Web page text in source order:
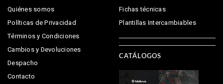
Quiénes somos
Políticas de Privacidad
Términos y Condiciones
Cambios y Devoluciones
Despacho
Contacto
Fichas técnicas
Plantillas Intercambiables
CATÁLOGOS